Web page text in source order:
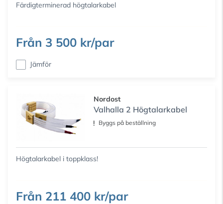
Färdigterminerad högtalarkabel
Från 3 500 kr/par
Jämför
Nordost
Valhalla 2 Högtalarkabel
Byggs på beställning
Högtalarkabel i toppklass!
Från 211 400 kr/par